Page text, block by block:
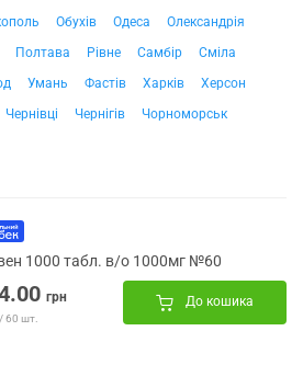
Обухів Одеса
Олександрія
Полтава Рівне Самбір
Сміла
Умань Фастів Харків
Херсон
Чернівці Чернігів
Чорноморськ
1000 табл. в/о 1000мг №60
грн
60 шт.
До кошика